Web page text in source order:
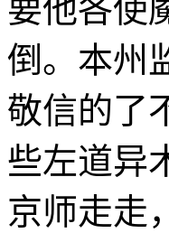
要他各使
倒。本州
敬信的了
些左道异
京师走走